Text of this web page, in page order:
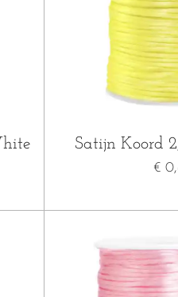
Satijn Koord
€